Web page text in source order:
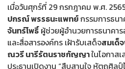
เมื่อวันศุกร์ที่ 29 กรกฎาคม พ.ศ.
ปกรณ์ พรรธนะแพทย์กรรมการธน
จันทร์โพธิ์ผู้ช่วยผู้อำนวยการธนาคา
และสื่อสารองค์กร เฝ้ารับเสด็จสมเด็
ณวรี นารีรัตนราชกัญญาในโอกาส
ประธานเปิดงาน “สืบสานใจ หัตถศิล